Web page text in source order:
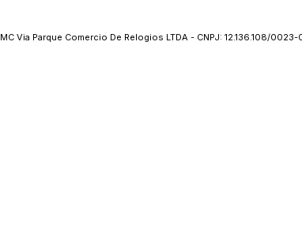
MC Via Parque Comercio De Relogios LTDA - CNPJ: 12.136.108/